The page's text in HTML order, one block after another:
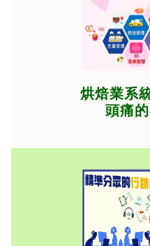
烘焙業系
頭痛